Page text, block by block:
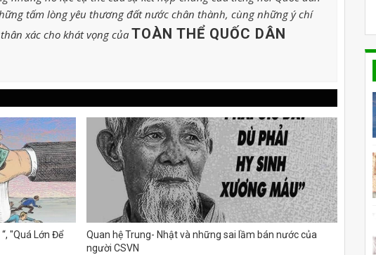
tấm lòng yêu thương đất nước chân thành, cùng những ý chí
xác cho khát vọng của TOÀN THỂ QUỐC DÂN
"Quá Lớn Để
Quan hệ Trung- Nhật và những sai lầm bán nước của
người CSVN